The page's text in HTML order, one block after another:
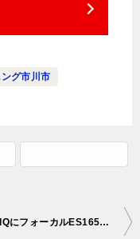
グ市川市
トヨタIQにフォーカルES165KX2スピーカーを取付けました。